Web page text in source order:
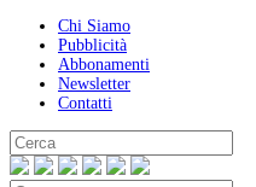
Chi Siamo
Pubblicità
Abbonamenti
Newsletter
Contatti